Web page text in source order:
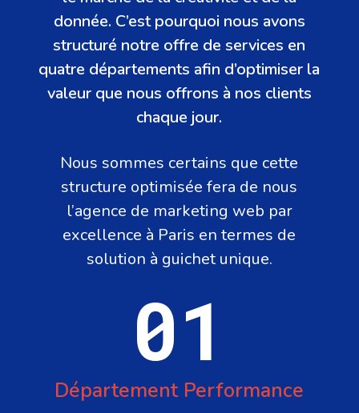
donnée. C’est pourquoi nous avons
structuré notre offre de services en
quatre départements afin d’optimiser la
valeur que nous offrons à nos clients
chaque jour.
Nous sommes certains que cette
structure optimisée fera de nous
l’agence de marketing web par
excellence à Paris en termes de
solution à guichet unique.
01
Département Performance